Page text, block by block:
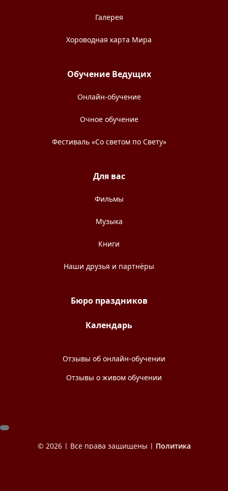
Галерея
Хороводная карта Мира
Обучение Ведущих
Онлайн-обучение
Очное обучение
Фестиваль «Со светом по Свету»
Для вас
Фильмы
Музыка
Книги
Наши друзья и партнёры
Бюро праздников
Календарь
Отзывы об онлайн-обучении
Отзывы о живом обучении
© 2026 | Все права защищены | Политика